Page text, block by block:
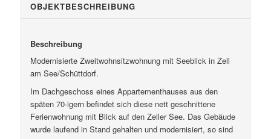
OBJEKT­BESCHREIBUNG
Beschreibung
Modernisierte Zweitwohnsitzwohnung mit Seeblick in Zell
am See/Schüttdorf.
Im Dachgeschoss eines Appartementhauses aus den
späten 70-igern befindet sich diese nett geschnittene
Ferienwohnung mit Blick auf den Zeller See. Das Gebäude
wurde laufend in Stand gehalten und modernisiert, so sind